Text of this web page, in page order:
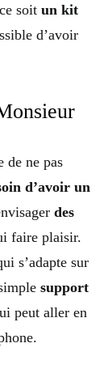
soit un kit
d’avoir
de ne pas
d’avoir un
des
faire plaisir.
s’adapte sur
support
peut aller en